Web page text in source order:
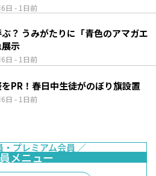
日 - 1日前
日 - 1日前
？ うみがたりに「青色のアマガエ
示
日 - 1日前
PR！春日中生徒がのぼり旗設置